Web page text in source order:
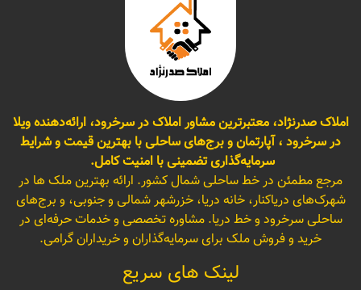
املاک صدرنژاد، معتبرترین مشاور املاک در سرخرود، ارائه‌دهنده ویلا
در سرخرود ، آپارتمان و برج‌های ساحلی با بهترین قیمت و شرایط
سرمایه‌گذاری تضمینی با امنیت کامل.
مرجع مطمئن در خط ساحلی شمال کشور. ارائه بهترین ملک ها در
شهرک‌های دریاکنار، خانه دریا، خزرشهر شمالی و جنوبی، و برج‌های
ساحلی سرخرود و خط دریا. مشاوره تخصصی و خدمات حرفه‌ای در
خرید و فروش ملک برای سرمایه‌گذاران و خریداران گرامی.
لینک های سریع